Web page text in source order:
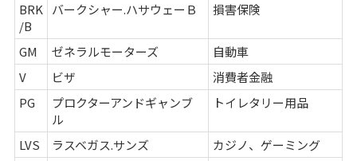
BRK
/B
バークシャー.ハサウェーＢ 損害保険
GM ゼネラルモーターズ
自動車
V
ビザ
消費者金融
PG
プロクターアンドギャンブ
ル
トイレタリー用品
LVS ラスベガス.サンズ
カジノ、ゲーミング